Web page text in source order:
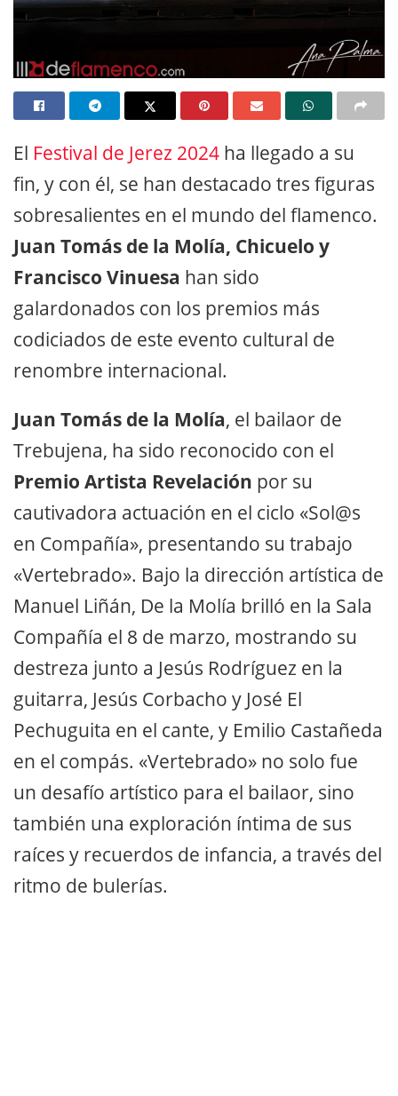
El Festival de Jerez 2024 ha llegado a su
fin, y con él, se han destacado tres figuras
sobresalientes en el mundo del flamenco.
Juan Tomás de la Molía, Chicuelo y
Francisco Vinuesa han sido
galardonados con los premios más
codiciados de este evento cultural de
renombre internacional.
Juan Tomás de la Molía, el bailaor de
Trebujena, ha sido reconocido con el
Premio Artista Revelación por su
cautivadora actuación en el ciclo «Sol@s
en Compañía», presentando su trabajo
«Vertebrado». Bajo la dirección artística de
Manuel Liñán, De la Molía brilló en la Sala
Compañía el 8 de marzo, mostrando su
destreza junto a Jesús Rodríguez en la
guitarra, Jesús Corbacho y José El
Pechuguita en el cante, y Emilio Castañeda
en el compás. «Vertebrado» no solo fue
un desafío artístico para el bailaor, sino
también una exploración íntima de sus
raíces y recuerdos de infancia, a través del
ritmo de bulerías.